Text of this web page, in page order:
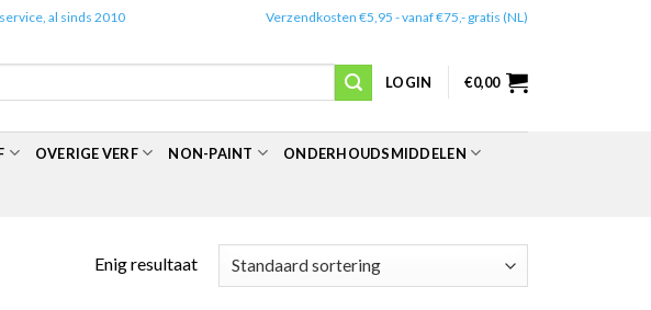
al sinds 2010 Verzendkosten €5,95 - vanaf €75,- gratis (NL)
LOGIN €0,00
OVERIGE VERF NON-PAINT ONDERHOUDSMIDDELEN
Enig resultaat